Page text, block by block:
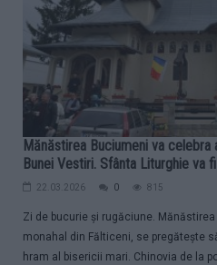
Mănăstirea Buciumeni va
Bunei Vestiri. Sfânta Liturghie va
22.03.2026 0 815
Zi de bucurie și rugăciune.
monahal din Fălticeni, se pregătește
hram al bisericii mari. Chinovia de la